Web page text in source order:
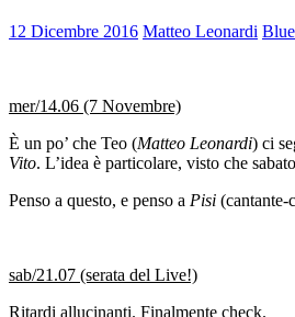
12 Dicembre 2016 Matteo Leonardi
mer/14.06 (7 Novembre)
È un po’ che Teo (Matteo Leonardi) ci
Vito. L’idea è particolare, visto che
Penso a questo, e penso a Pisi (cantante-
sab/21.07 (serata del Live!)
Ritardi allucinanti. Finalmente check.